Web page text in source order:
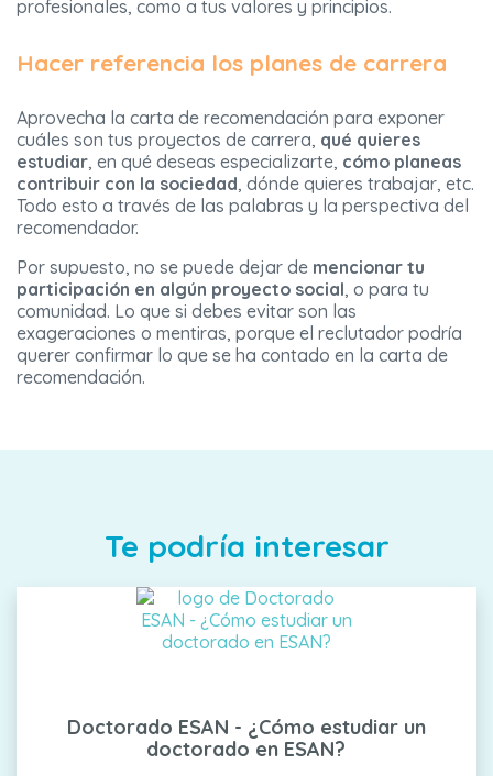
profesionales, como a tus valores y principios.
Hacer referencia los planes de carrera
Aprovecha la carta de recomendación para exponer
cuáles son tus proyectos de carrera, qué quieres
estudiar, en qué deseas especializarte, cómo planeas
contribuir con la sociedad, dónde quieres trabajar, etc.
Todo esto a través de las palabras y la perspectiva del
recomendador.
Por supuesto, no se puede dejar de mencionar tu
participación en algún proyecto social, o para tu
comunidad. Lo que si debes evitar son las
exageraciones o mentiras, porque el reclutador podría
querer confirmar lo que se ha contado en la carta de
recomendación.
Te podría interesar
Doctorado ESAN - ¿Cómo estudiar un
doctorado en ESAN?